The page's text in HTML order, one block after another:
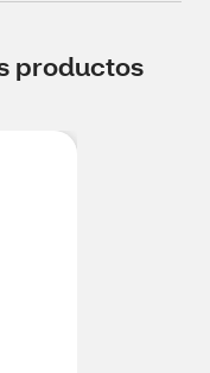
productos